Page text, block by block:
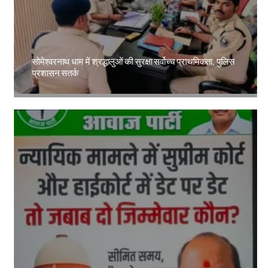
सोमेश्वरनाथ धाम में श्रद्धालुओं की सुरक्षा सर्वोच्च प्राथमिकता, पुलिस
प्रशासन सतर्क